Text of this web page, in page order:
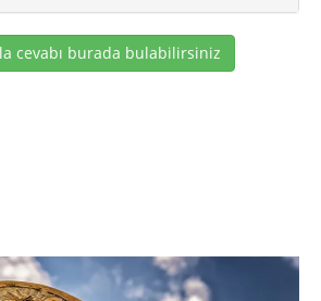
cevabı burada bulabilirsiniz